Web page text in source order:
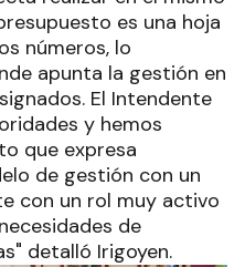
es una hoja
números, lo
apunta la gestión en
El Intendente
y hemos
que expresa
de gestión con un
con un rol muy activo
de
detalló Irigoyen.